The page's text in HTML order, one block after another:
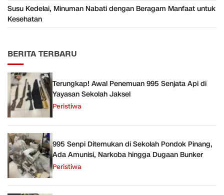
Susu Kedelai, Minuman Nabati dengan Beragam Manfaat untuk
Kesehatan
BERITA TERBARU
Terungkap! Awal Penemuan 995 Senjata Api di
Yayasan Sekolah Jaksel
Peristiwa
995 Senpi Ditemukan di Sekolah Pondok Pinang,
Ada Amunisi, Narkoba hingga Dugaan Bunker
Peristiwa